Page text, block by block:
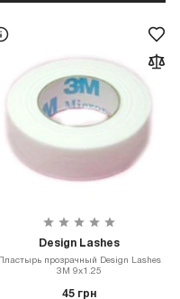
Design Lashes
Пластырь прозрачный Design Lashes
3M 9х1.25
45 грн